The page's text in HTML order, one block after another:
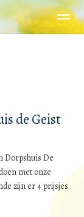
de Geist
Dorpshuis De
met onze
zijn er 4 prijsjes